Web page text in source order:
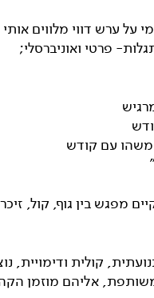
ערש דווי מלווים
פרטי ואוניברסלי;
משהו עם קודש
מפגש בין גוף, קול,
קולית ודימויית,
אליהם מוזמן